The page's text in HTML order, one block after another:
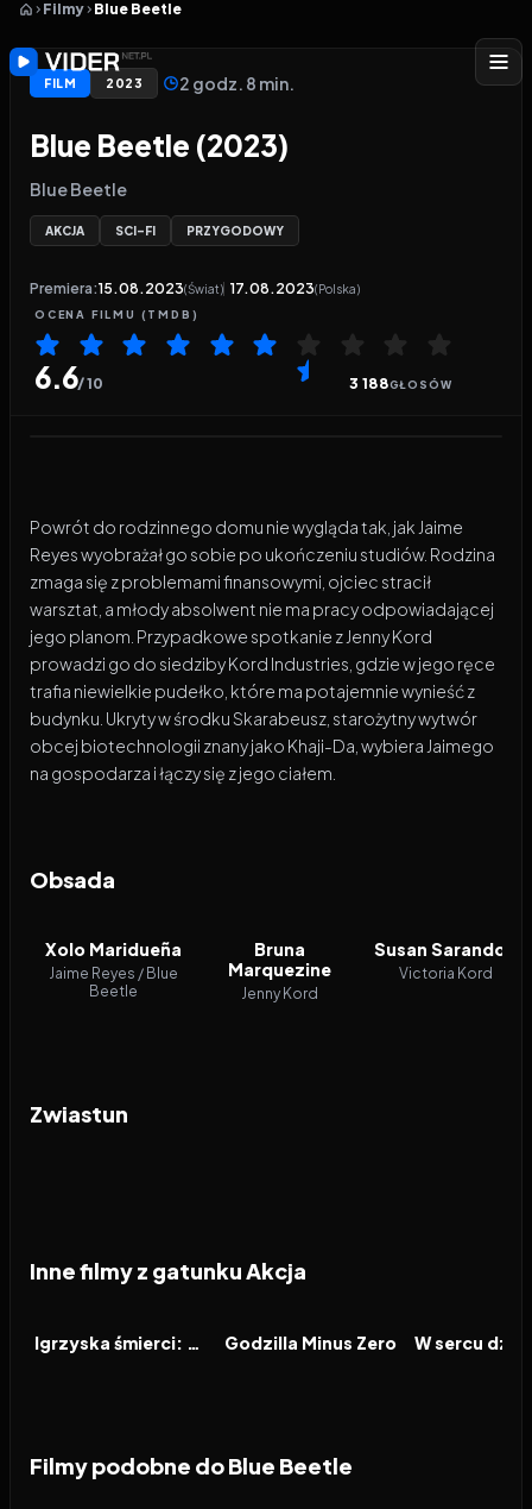
Filmy Blue Beetle
FILM 2023 2 godz. 8 min.
Blue Beetle (2023)
Blue Beetle
AKCJA SCI-FI PRZYGODOWY
Premiera:15.08.2023(Świat) 17.08.2023(Polska)
OCENA FILMU (TMDB)
6.6/ 10 3 188GŁOSÓW
Powrót do rodzinnego domu nie wygląda tak, jak Jaime
Reyes wyobrażał go sobie po ukończeniu studiów. Rodzina
zmaga się z problemami finansowymi, ojciec stracił
warsztat, a młody absolwent nie ma pracy odpowiadającej
jego planom. Przypadkowe spotkanie z Jenny Kord
prowadzi go do siedziby Kord Industries, gdzie w jego ręce
trafia niewielkie pudełko, które ma potajemnie wynieść z
budynku. Ukryty w środku Skarabeusz, starożytny wytwór
obcej biotechnologii znany jako Khaji-Da, wybiera Jaimego
na gospodarza i łączy się z jego ciałem.
Obsada
Xolo Maridueña
Jaime Reyes / Blue
Beetle
Bruna
Marquezine
Jenny Kord
Susan Sarandon
Victoria Kord
Zwiastun
Inne filmy z gatunku Akcja
FILM Igrzyska śmierci: Wschód słońca w dniu dożynek FILM
Godzilla Minus Zero FILM
W sercu
Filmy podobne do Blue Beetle